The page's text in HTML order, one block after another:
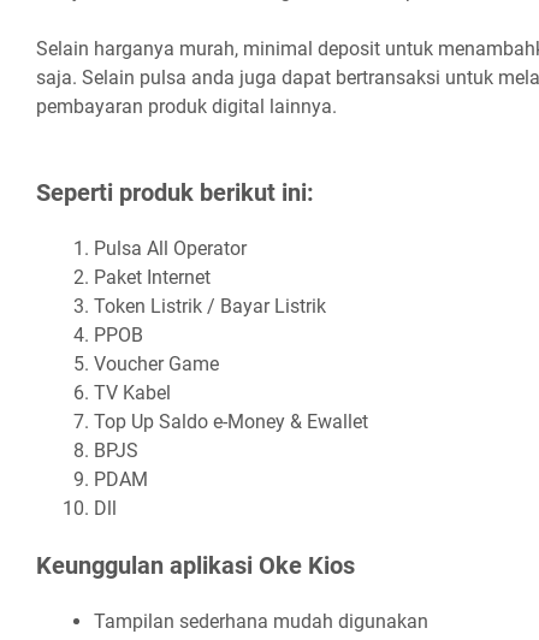
Selain harganya murah, minimal deposit untuk
saja. Selain pulsa anda juga dapat bertransaksi untuk
pembayaran produk digital lainnya.
Seperti produk berikut ini:
Pulsa All Operator
Paket Internet
Token Listrik / Bayar Listrik
PPOB
Voucher Game
TV Kabel
Top Up Saldo e-Money & Ewallet
BPJS
PDAM
Dll
Keunggulan aplikasi Oke Kios
Tampilan sederhana mudah digunakan